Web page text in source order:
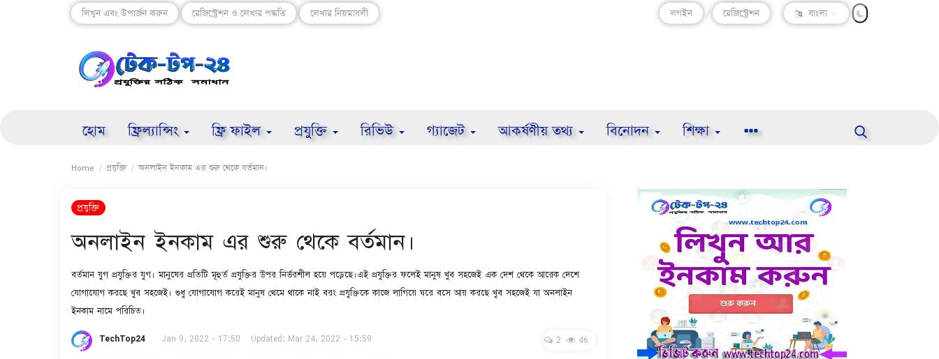
লিখুন এবং উপার্জন করুন রেজিস্ট্রেশন ও লেখার পদ্ধতি লেখার নিয়মাবলী লগইন / রেজিস্ট্রেশন বাংলা
হোম ফ্রিল্যান্সিং ফ্রি ফাইল প্রযুক্তি রিভিউ গ্যাজেট আকর্ষণীয় তথ্য বিনোদন শিক্ষা
Home প্রযুক্তি অনলাইন ইনকাম এর শুরু থেকে বর্তমান।
প্রযুক্তি
অনলাইন ইনকাম এর শুরু থেকে বর্তমান।
বর্তমান যুগ প্রযুক্তির যুগ। মানুষের প্রতিটি মূহুর্ত প্রযুক্তির উপর নির্ভরশীল হয়ে পড়েছে।এই প্রযুক্তির ফলেই মানুষ খুব সহজেই এক দেশ থেকে আরেক দেশে
যোগাযোগ করছে খুব সহজেই। শুধু যোগাযোগ করেই মানুষ থেমে থাকে নাই বরং প্রযুক্তিকে কাজে লাগিয়ে ঘরে বসে আয় করছে খুব সহজেই যা অনলাইন
ইনকাম নামে পরিচিত।
TechTop24 Jan 9, 2022 - 17:50 Updated: Mar 24, 2022 - 15:59 2 46